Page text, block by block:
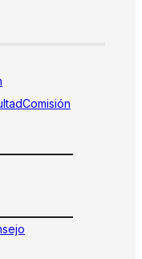
Comisión